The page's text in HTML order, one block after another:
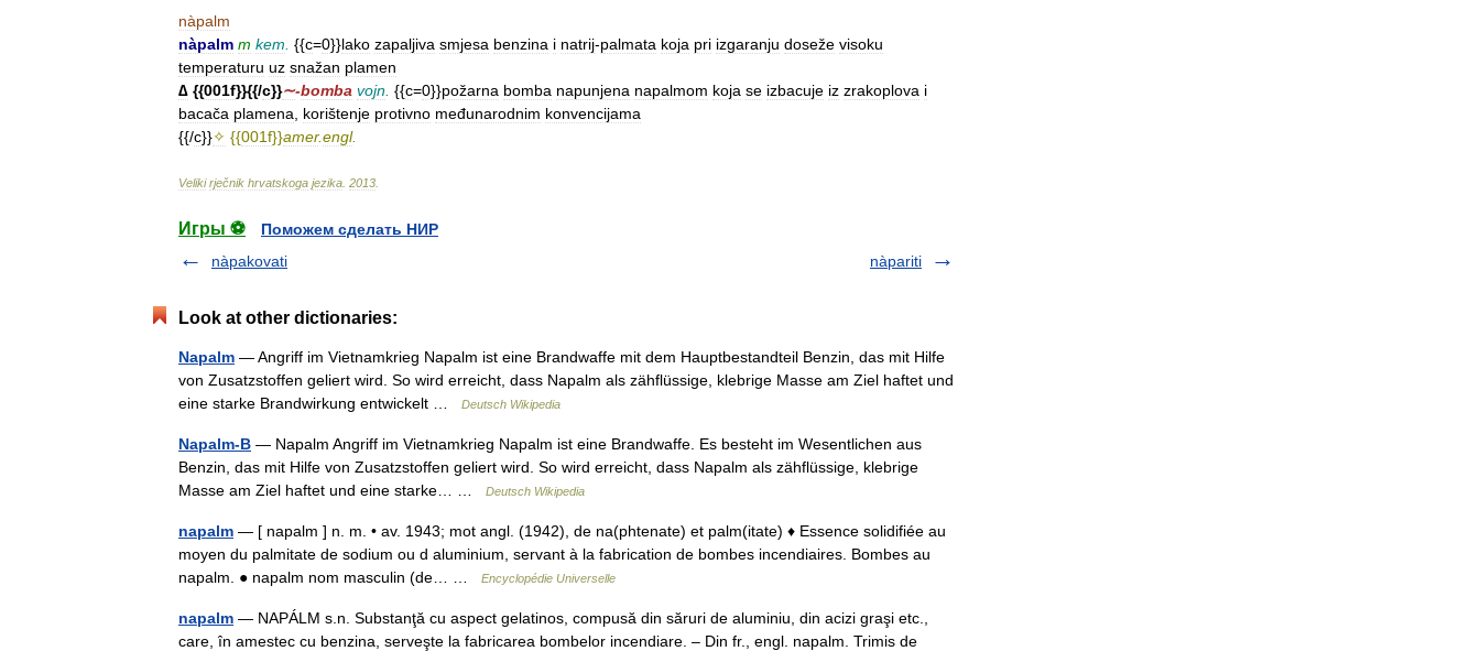
nàpalm
nàpalm m kem {{c=0}}lako zapaljiva smjesa benzina i natrij-palmata koja pri izgaranju doseže visoku
temperaturu uz snažan plamen
∆ {{001f}}{{/c}}∼-bomba vojn {{c=0}}požarna bomba napunjena napalmom koja se izbacuje iz zrakoplova i
bacača plamena korištenje protivno međunarodnim konvencijama
{{/c}}✧ {{001f}}amer.engl.
Veliki rječnik hrvatskoga jezika 2013
Игры ⚽
Поможем сделать НИР
nàpakovati
nàpariti
Look at other dictionaries:
Napalm — Angriff im Vietnamkrieg Napalm ist eine Brandwaffe mit dem Hauptbestandteil Benzin, das mit Hilfe
von Zusatzstoffen geliert wird. So wird erreicht, dass Napalm als zähflüssige, klebrige Masse am Ziel haftet und
eine starke Brandwirkung entwickelt …
Deutsch Wikipedia
Napalm-B — Napalm Angriff im Vietnamkrieg Napalm ist eine Brandwaffe. Es besteht im Wesentlichen aus
Benzin, das mit Hilfe von Zusatzstoffen geliert wird. So wird erreicht, dass Napalm als zähflüssige, klebrige
Masse am Ziel haftet und eine starke… …
Deutsch Wikipedia
napalm — [ napalm ] n. m. • av. 1943; mot angl. (1942), de na(phtenate) et palm(itate) ♦ Essence solidifiée au
moyen du palmitate de sodium ou d aluminium, servant à la fabrication de bombes incendiaires. Bombes au
napalm. ● napalm nom masculin (de… …
Encyclopédie Universelle
napalm — NAPÁLM s.n. Substanţă cu aspect gelatinos, compusă din săruri de aluminiu, din acizi graşi etc.,
care, în amestec cu benzina, serveşte la fabricarea bombelor incendiare. – Din fr., engl. napalm. Trimis de